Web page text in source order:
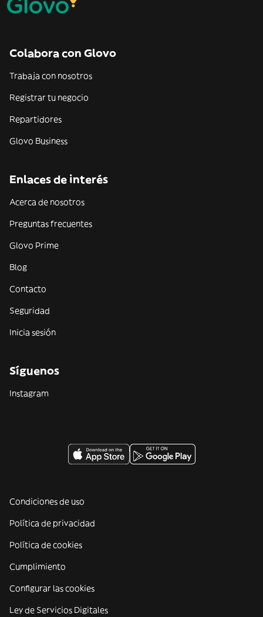
Colabora con Glovo
Trabaja con nosotros
Registrar tu negocio
Repartidores
Glovo Business
Enlaces de interés
Acerca de nosotros
Preguntas frecuentes
Glovo Prime
Blog
Contacto
Seguridad
Inicia sesión
Síguenos
Instagram
Condiciones de uso
Política de privacidad
Política de cookies
Cumplimiento
Configurar las cookies
Ley de Servicios Digitales